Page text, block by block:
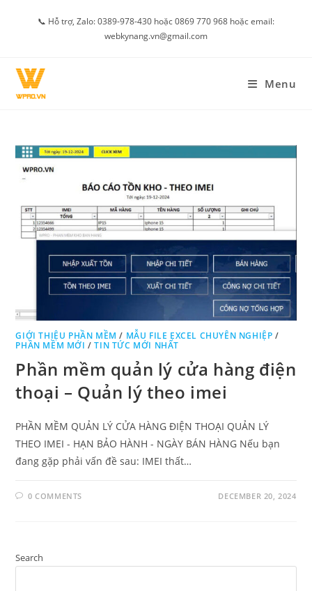
📞 Hỗ trợ, Zalo: 0389-978-430 hoặc 0869 770 968 hoặc email:
webkynang.vn@gmail.com
Menu
GIỚI THIỆU PHẦN MỀM / MẪU FILE EXCEL CHUYÊN NGHIỆP /
PHẦN MỀM MỚI /TIN TỨC MỚI NHẤT
Phần mềm quản lý cửa hàng điện
thoại – Quản lý theo imei
PHẦN MỀM QUẢN LÝ CỬA HÀNG ĐIỆN THOẠI QUẢN LÝ
THEO IMEI - HẠN BẢO HÀNH - NGÀY BÁN HÀNG Nếu bạn
đang gặp phải vấn đề sau: IMEI thất…
0 COMMENTS DECEMBER 20, 2024
Search